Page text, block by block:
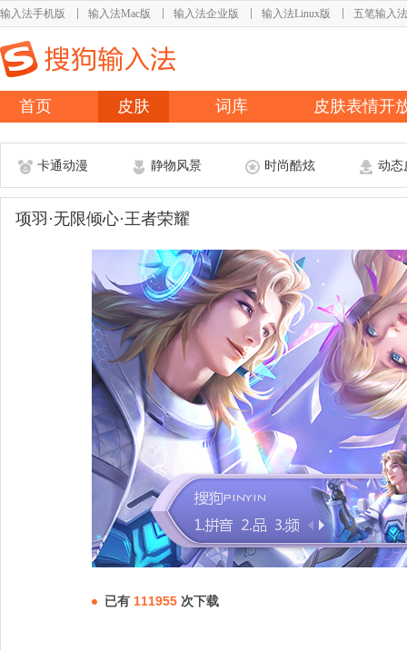
输入法手机版 输入法Mac版 输入法企业版 输入法Linux版 五笔输入法
首页 皮肤 词库 皮肤表情开
卡通动漫 静物风景 时尚酷炫 动态
项羽·无限倾心·王者荣耀
已有 111955 次下载